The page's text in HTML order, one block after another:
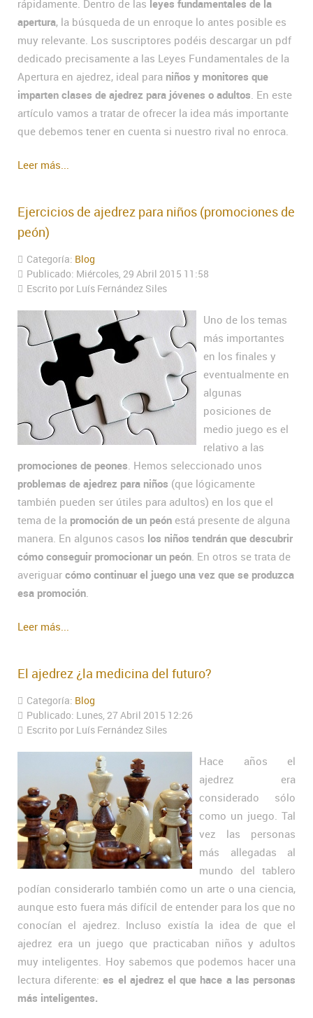
rápidamente. Dentro de las leyes fundamentales de la
apertura, la búsqueda de un enroque lo antes posible es
muy relevante. Los suscriptores podéis descargar un pdf
dedicado precisamente a las Leyes Fundamentales de la
Apertura en ajedrez, ideal para niños y monitores que
imparten clases de ajedrez para jóvenes o adultos . En este
artículo vamos a tratar de ofrecer la idea más importante
que debemos tener en cuenta si nuestro rival no enroca.
Leer más...
Ejercicios de ajedrez para niños (promociones de
peón)
Categoría: Blog
Publicado: Miércoles, 29 Abril 2015 11:58
Escrito por Luís Fernández Siles
Uno de los temas
más importantes
en los finales y
eventualmente en
algunas
posiciones de
medio juego es el
relativo a las
promociones de peones . Hemos seleccionado unos
problemas de ajedrez para niños (que lógicamente
también pueden ser útiles para adultos) en los que el
tema de la promoción de un peón está presente de alguna
manera. En algunos casos los niños tendrán que descubrir
cómo conseguir promocionar un peón . En otros se trata de
averiguar cómo continuar el juego una vez que se produzca
esa promoción
Leer más...
El ajedrez ¿la medicina del futuro?
Categoría: Blog
Publicado: Lunes, 27 Abril 2015 12:26
Escrito por Luís Fernández Siles
Hace años el
ajedrez era
considerado sólo
como un juego. Tal
vez las personas
más allegadas al
mundo del tablero
podían considerarlo también como un arte o una ciencia,
aunque esto fuera más difícil de entender para los que no
conocían el ajedrez. Incluso existía la idea de que el
ajedrez era un juego que practicaban niños y adultos
muy inteligentes. Hoy sabemos que podemos hacer una
lectura diferente:es el ajedrez el que hace a las personas
más inteligentes.